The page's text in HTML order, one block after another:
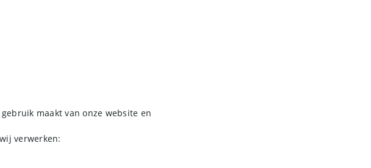
maakt van onze website en
verwerken: